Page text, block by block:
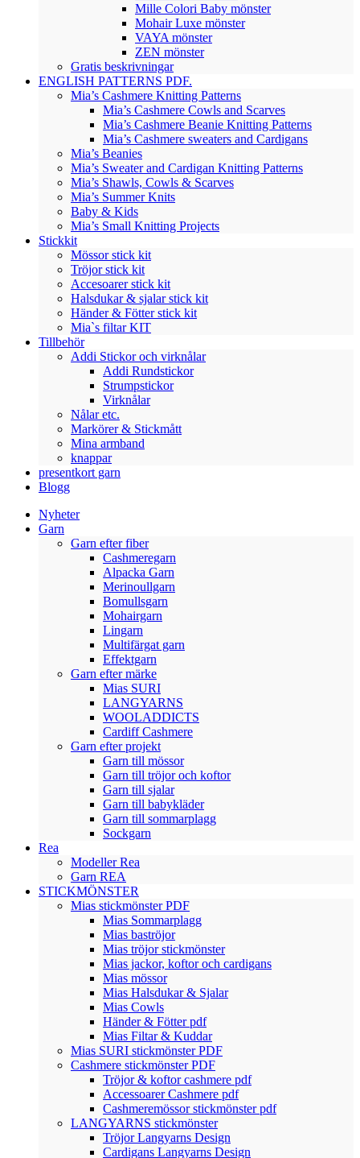
Mille Colori Baby mönster
Mohair Luxe mönster
VAYA mönster
ZEN mönster
Gratis beskrivningar
ENGLISH PATTERNS PDF.
Mia’s Cashmere Knitting Patterns
Mia’s Cashmere Cowls and Scarves
Mia’s Cashmere Beanie Knitting Patterns
Mia’s Cashmere sweaters and Cardigans
Mia’s Beanies
Mia’s Sweater and Cardigan Knitting Patterns
Mia’s Shawls, Cowls & Scarves
Mia’s Summer Knits
Baby & Kids
Mia’s Small Knitting Projects
Stickkit
Mössor stick kit
Tröjor stick kit
Accesoarer stick kit
Halsdukar & sjalar stick kit
Händer & Fötter stick kit
Mia`s filtar KIT
Tillbehör
Addi Stickor och virknålar
Addi Rundstickor
Strumpstickor
Virknålar
Nålar etc.
Markörer & Stickmått
Mina armband
knappar
presentkort garn
Blogg
Nyheter
Garn
Garn efter fiber
Cashmeregarn
Alpacka Garn
Merinoullgarn
Bomullsgarn
Mohairgarn
Lingarn
Multifärgat garn
Effektgarn
Garn efter märke
Mias SURI
LANGYARNS
WOOLADDICTS
Cardiff Cashmere
Garn efter projekt
Garn till mössor
Garn till tröjor och koftor
Garn till sjalar
Garn till babykläder
Garn till sommarplagg
Sockgarn
Rea
Modeller Rea
Garn REA
STICKMÖNSTER
Mias stickmönster PDF
Mias Sommarplagg
Mias baströjor
Mias tröjor stickmönster
Mias jackor, koftor och cardigans
Mias mössor
Mias Halsdukar & Sjalar
Mias Cowls
Händer & Fötter pdf
Mias Filtar & Kuddar
Mias SURI stickmönster PDF
Cashmere stickmönster PDF
Tröjor & koftor cashmere pdf
Accessoarer Cashmere pdf
Cashmeremössor stickmönster pdf
LANGYARNS stickmönster
Tröjor Langyarns Design
Cardigans Langyarns Design